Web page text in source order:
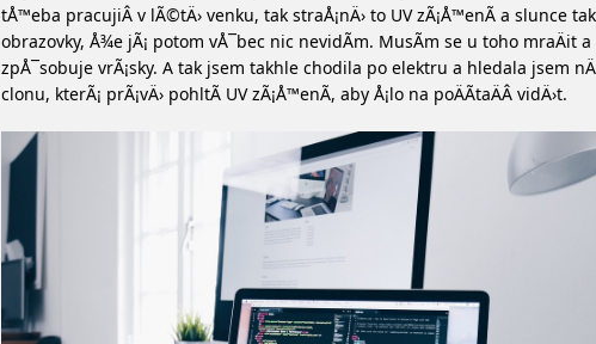
tÅ™eba pracujiÂ v lÃ©tÄ› venku, tak straÅ¡nÄ› to UV zÃ¡Å™enÃ­ a slunce
obrazovky, Å¾e jÃ¡ potom vÅ¯bec nic nevidÃ­m. MusÃ­m se u toho mraÄit
zpÅ¯sobuje vrÃ¡sky. A tak jsem takhle chodila po elektru a hledala jsem
clonu, kterÃ¡ prÃ¡vÄ› pohltÃ­ UV zÃ¡Å™enÃ­, aby Å¡lo na poÄÃ­taÄÂ vidÄ›t.